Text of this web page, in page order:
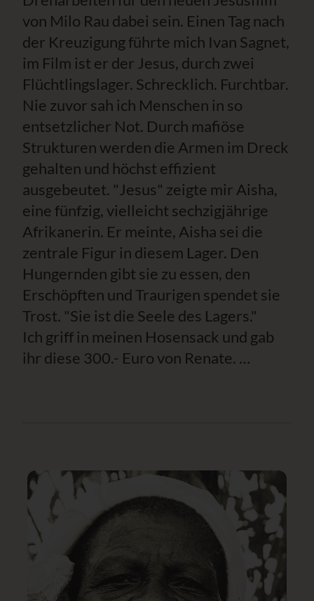
von Milo Rau dabei sein. Einen Tag nach
der Kreuzigung führte mich Ivan Sagnet,
im Film ist er der Jesus, durch zwei
Flüchtlingslager. Schrecklich. Furchtbar.
Nie zuvor sah ich Menschen in so
entsetzlicher Not. Durch mafiöse
Strukturen werden die Armen im Dreck
gehalten und höchst effizient
ausgebeutet. "Jesus" zeigte mir Aisha,
eine fünfzig, vielleicht sechzigjährige
Afrikanerin. Er meinte, Aisha sei die
zentrale Figur in diesem Lager. Den
Hungernden gibt sie zu essen, den
Erschöpften und Traurigen spendet sie
Trost. "Sie ist die Seele des Lagers."
Ich griff in meinen Hosensack und gab
ihr diese 300.- Euro von Renate. …